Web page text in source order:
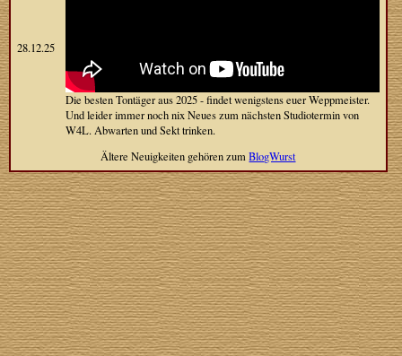
28.12.25
Die besten Tontäger aus 2025 - findet wenigstens euer Weppmeister.
Und leider immer noch nix Neues zum nächsten Studiotermin von
W4L. Abwarten und Sekt trinken.
Ältere Neuigkeiten gehören zumBlogWurst